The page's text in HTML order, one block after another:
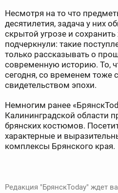
Несмотря на то что
десятилетия, задача у них
скрытой угрозе и
подчеркнули: такие
только рассказывать о
современную историю. То,
сегодня, со временем тоже
свидетельством эпохи.
Немногим ранее
Калининградской области
брянских костюмов.
характерные и
комплексы Брянского края.
Редакция "БрянскToday" ждет